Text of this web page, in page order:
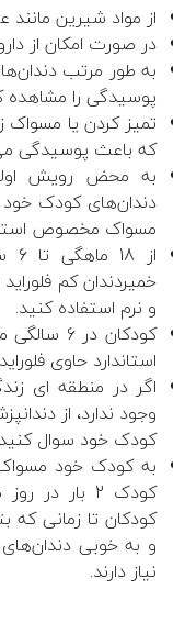
از مواد شیرین
در صورت امکان از
به طور مرتب
پوسیدگی را مشاهده
تمیز کردن یا
که باعث پوسیدگی
به محض رویش
دندان‌های کودک خود
مسواک مخصوص
خمیردندان کم
و نرم استفاده کنید.
کودکان
استاندارد حاوی
اگر در منطقه ای
وجود ندارد، از
کودک خود سوال
به کودک خود
کودک 2
و به خوبی
نیاز دارند.